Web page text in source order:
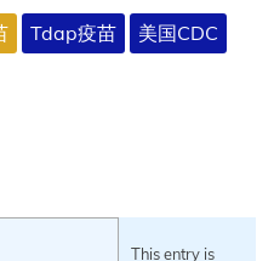
Tdap疫苗
美国CDC
This entry is